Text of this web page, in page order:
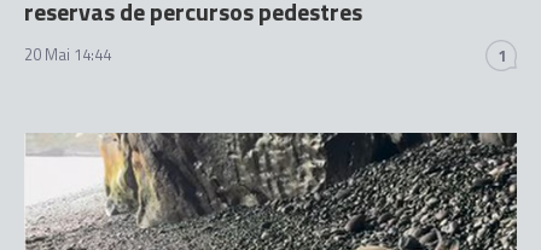
reservas de percursos pedestres
20 Mai 14:44 1